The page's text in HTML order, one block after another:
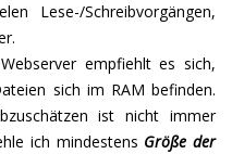
Lese-/Schreibvorgängen,
empfiehlt es sich,
sich im RAM befinden.
ist nicht immer
ich mindestens Größe der